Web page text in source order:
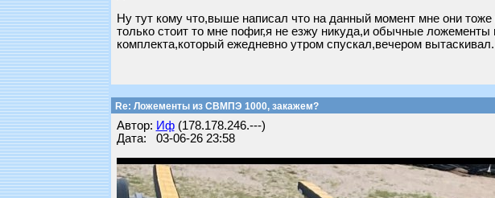
Ну тут кому что,выше написал что на данный момент мне они
только стоит то мне пофиг,я не езжу никуда,и обычные
комплекта,который ежедневно утром спускал,вечером вытаскивал.
Re: Ложементы из СВМПЭ 1000, закажем?
Автор: Иф(178.178.246.---)
Дата: 03-06-26 23:58